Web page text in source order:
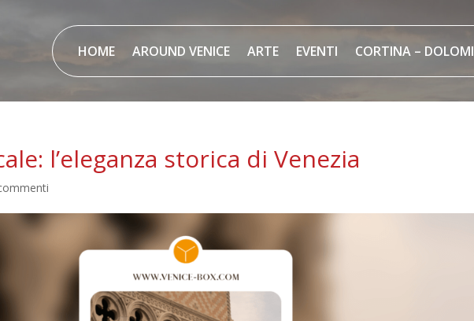
HOME AROUND VENICE ARTE EVENTI CORTINA –
l’eleganza storica di Venezia